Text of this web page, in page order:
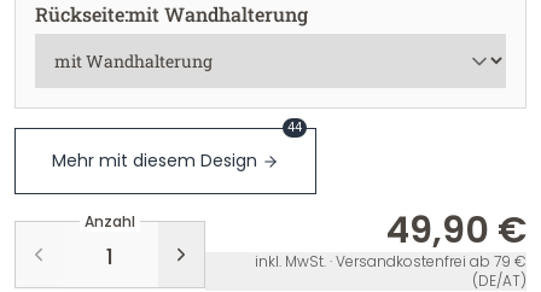
Rückseite:mit Wandhalterung
Mehr mit diesem Design
44
Anzahl 49,90 €
inkl. MwSt. · Versandkostenfrei ab 79 €
(DE/AT)